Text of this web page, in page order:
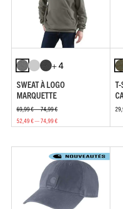
+ 4
SWEAT À LOGO
MARQUETTE
69,99 € — 74,99 €
52,49 € — 74,99 €